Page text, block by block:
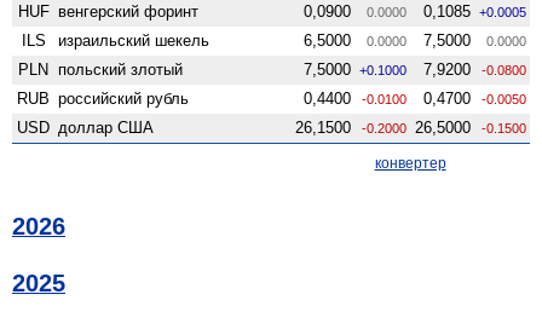
HUF венгерский форинт 0,0900 0.0000 0,1085 +0.0005
ILS израильский шекель 6,5000 0.0000 7,5000 0.0000
PLN польский злотый 7,5000 +0.1000 7,9200 -0.0800
RUB российский рубль 0,4400 -0.0100 0,4700 -0.0050
USD доллар США 26,1500 -0.2000 26,5000 -0.1500
конвертер
2026
2025